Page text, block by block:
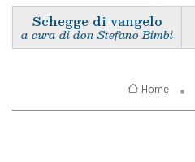
Schegge di vangelo
a cura di don Stefano Bimbi
Home